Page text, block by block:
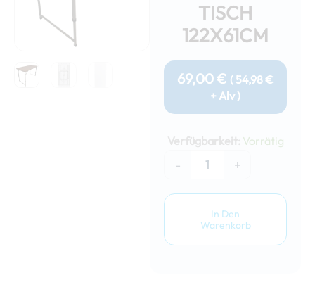
TISCH
122X61CM
69,00 € ( 54,98€
+ Alv )
Verfügbarkeit: Vorrätig
-
122x61cm
Menge
+
In Den
Warenkorb